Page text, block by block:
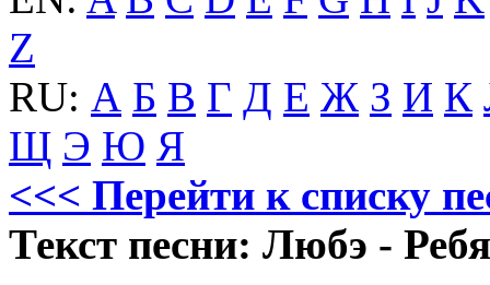
Z
RU: А Б В Г Д Е Ж З И К
Щ Э Ю Я
<<< Перейти к списку
Текст песни: Любэ -